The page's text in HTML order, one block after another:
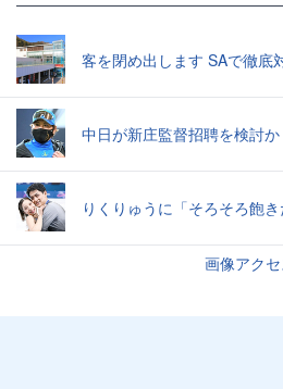
客を閉め出します SAで徹底
中日が新庄監督招聘を検討か
りくりゅうに「そろそろ飽き
画像アク